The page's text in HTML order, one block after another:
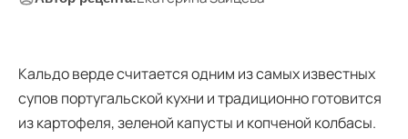
Кальдо верде считается одним из самых известных
супов португальской кухни и традиционно готовится
из картофеля, зеленой капусты и копченой колбасы.